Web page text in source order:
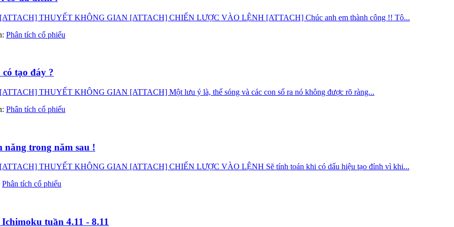
THUYẾT KHÔNG GIAN [ATTACH] CHIẾN LƯỢC VÀO LỆNH [ATTACH] Chúc anh em thành công !! Tô...
Phân tích cổ phiếu
tạo đáy ?
THUYẾT KHÔNG GIAN [ATTACH] Một lưu ý là, thế sóng và các con số ra nó không được rõ ràng...
Phân tích cổ phiếu
trong năm sau !
THUYẾT KHÔNG GIAN [ATTACH] CHIẾN LƯỢC VÀO LỆNH Sẽ tính toán khi có dấu hiệu tạo đỉnh vì khi...
Phân tích cổ phiếu
tuần 4.11 - 8.11